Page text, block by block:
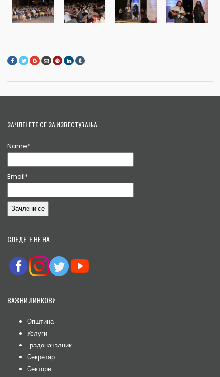
ЗАЧЛЕНЕТЕ СЕ ЗА ИЗВЕСТУВАЊА
Name*
Email*
СЛЕДЕТЕ НЕ НА
ВАЖНИ ЛИНКОВИ
Општина
Услуги
Градоначалник
Секретар
Сектори